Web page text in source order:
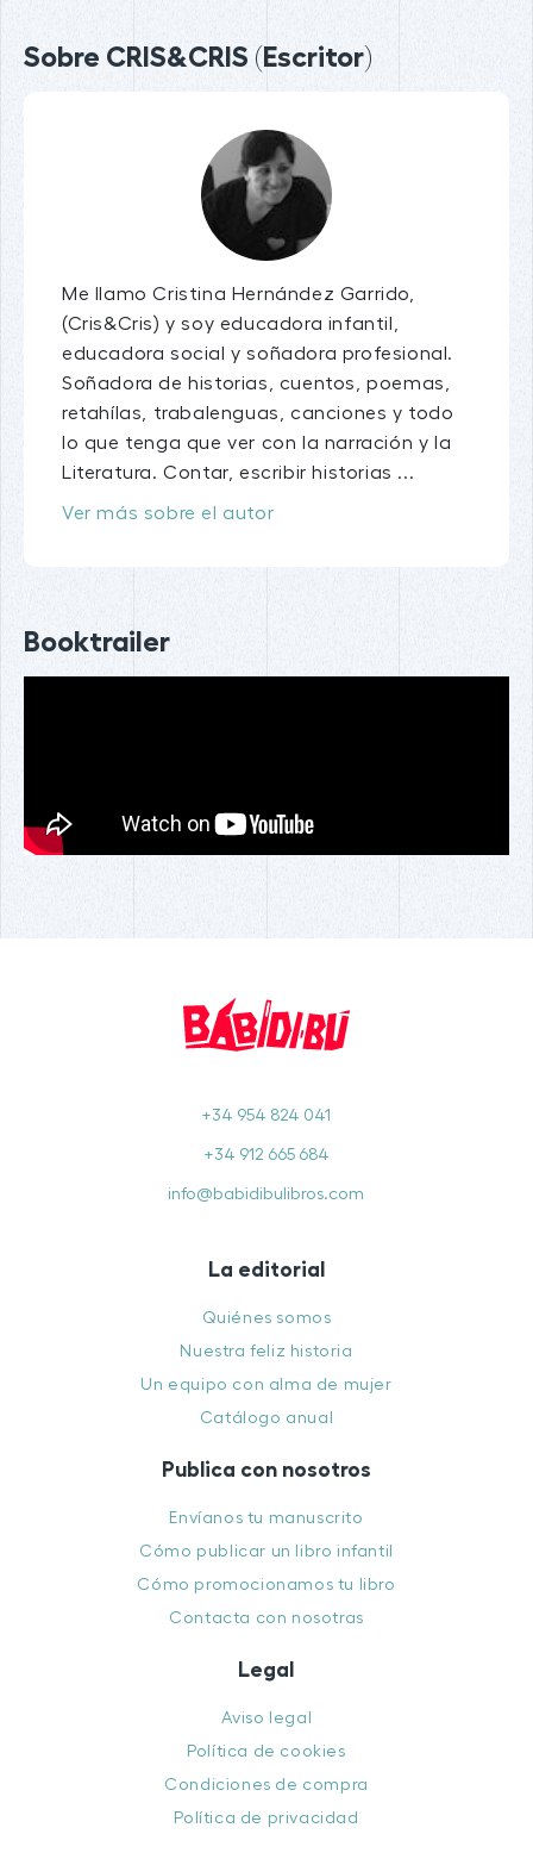
Sobre CRIS&CRIS (Escritor)
Me llamo Cristina Hernández Garrido,
(Cris&Cris) y soy educadora infantil,
educadora social y soñadora profesional.
Soñadora de historias, cuentos, poemas,
retahílas, trabalenguas, canciones y todo
lo que tenga que ver con la narración y la
Literatura. Contar, escribir historias ...
Ver más sobre el autor
Booktrailer
+34 954 824 041
+34 912 665 684
info@babidibulibros.com
La editorial
Quiénes somos
Nuestra feliz historia
Un equipo con alma de mujer
Catálogo anual
Publica con nosotros
Envíanos tu manuscrito
Cómo publicar un libro infantil
Cómo promocionamos tu libro
Contacta con nosotras
Legal
Aviso legal
Política de cookies
Condiciones de compra
Política de privacidad